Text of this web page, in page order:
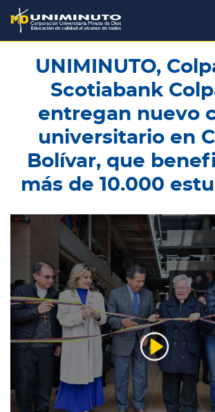
Pasar
contenido
principal
UNIMINUTO,
Scotiabank
entregan nuevo
universitario en
Bolívar, que
más de 10.000